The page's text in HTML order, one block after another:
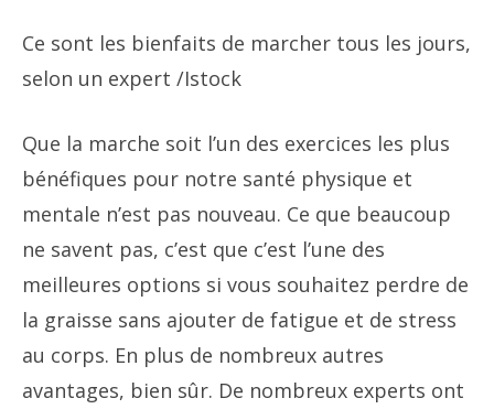
Ce sont les bienfaits de marcher tous les jours,
selon un expert /Istock
Que la marche soit l’un des exercices les plus
bénéfiques pour notre santé physique et
mentale n’est pas nouveau. Ce que beaucoup
ne savent pas, c’est que c’est l’une des
meilleures options si vous souhaitez perdre de
la graisse sans ajouter de fatigue et de stress
au corps. En plus de nombreux autres
avantages, bien sûr. De nombreux experts ont